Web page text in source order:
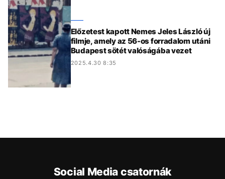
Előzetest kapott Nemes Jeles László új
filmje, amely az 56-os forradalom utáni
Budapest sötét valóságába vezet
2025.4.30 8:35
Social Media csatornák